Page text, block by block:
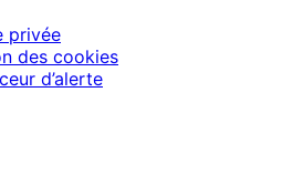
privée
des cookies
d’alerte